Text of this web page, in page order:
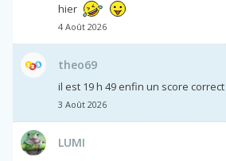
hier
4 Août 2026
theo69
il est 19 h 49 enfin un score correct
3 Août 2026
LUMI